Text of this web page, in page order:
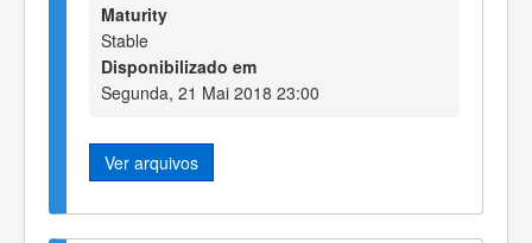
Maturity
Stable
Disponibilizado em
Segunda, 21 Mai 2018 23:00
Ver arquivos